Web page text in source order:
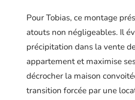
Pour Tobias, ce montage
atouts non négligeables. Il
précipitation dans la vente
appartement et maximise
décrocher la maison
transition forcée par une